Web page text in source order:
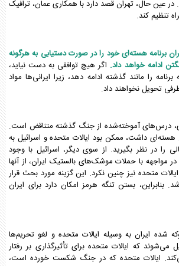
در عین حال، تهران قصد دارد با همکاری عمان، ترافیک
تنظیم کند.
برنامه هسته‌ای خود را در صورت دستیابی به هرگونه
ادامه خواهد داد. اگر هیچ توافقی به دست نیاید،
را مانند گذشته ادامه دهد، زیرا ایرانی‌ها مواد
تحویل نخواهند داد.
درس‌های آموخته‌شده از جنگ گذشته متناقض است.
هسته‌ای داشت، ممکن بود ایالات متحده و اسرائیل به
را در نظر بگیرید. از سوی دیگر، اسرائیل با وجود
مواجهه با حملات موشک‌های بالستیک ایران، از آنها
ایالات متحده نیز چنین نکرد. این گزینه مورد بحث قرار
بنابراین، بستن تنگه هرمز امکان دارد برای ایران
شده ایران به وسیله ایالات متحده و لغو تحریم‌ها
می‌شوند که ایالات متحده برای تأثیرگذاری بر رفتار
می‌کند. ایالات متحده که در جنگ شکست خورده است،